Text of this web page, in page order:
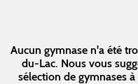
Aucun gymnase n'a été
du-Lac. Nous vous
sélection de gymnases